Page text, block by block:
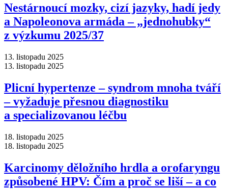
Nestárnoucí mozky, cizí jazyky, hadí jedy
a Napoleonova armáda –⁠ „jednohubky“
z výzkumu 2025/37
13. listopadu 2025
13. listopadu 2025
Plicní hypertenze –⁠ syndrom mnoha tváří
–⁠ vyžaduje přesnou diagnostiku
a specializovanou léčbu
18. listopadu 2025
18. listopadu 2025
Karcinomy děložního hrdla a orofaryngu
způsobené HPV: Čím a proč se liší –⁠ a co